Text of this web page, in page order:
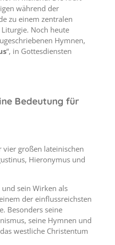
während der
zu einem zentralen
Noch heute
Hymnen,
“, in Gottesdiensten
Bedeutung für
großen lateinischen
Hieronymus und
sein Wirken als
der einflussreichsten
Besonders seine
seine Hymnen und
westliche Christentum